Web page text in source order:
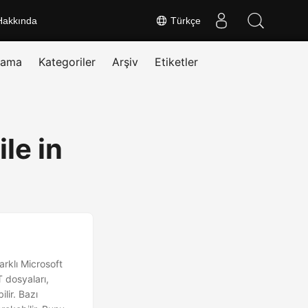
Türkçe
Kategoriler Arşiv Etiketler
in
Microsoft
dosyaları,
Bazı